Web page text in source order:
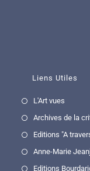
Liens Utiles
L'Art vues
Archives de la
Editions "A
Anne-Marie
Editions